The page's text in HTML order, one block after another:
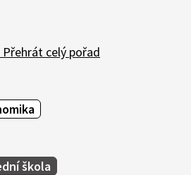
Přehrát celý pořad
škola